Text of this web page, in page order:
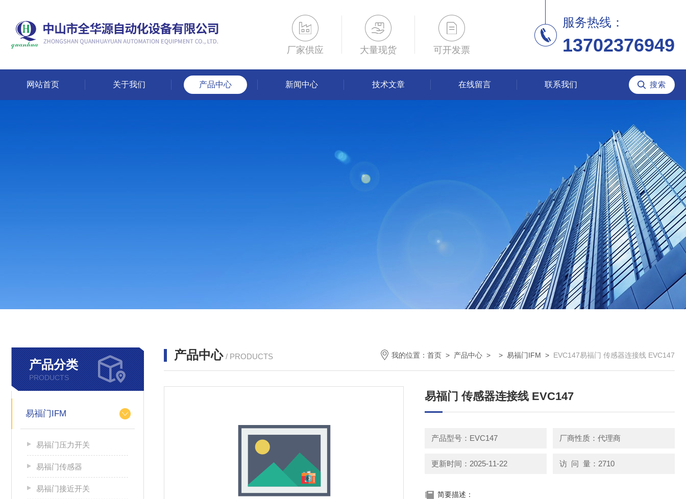
厂家供应 大量现货 可开发票
服务热线：
13702376949
网站首页 关于我们 产品中心 新闻中心 技术文章 在线留言 联系我们
产品分类
PRODUCTS
易福门IFM
易福门压力开关
易福门传感器
易福门接近开关
产品中心 / PRODUCTS 我的位置： 首页 > 产品中心 > > 易福门IFM > EVC147易福门 传感器连接线 EVC147
易福门 传感器连接线 EVC147
产品型号：EVC147 厂商性质：代理商
更新时间：2025-11-22 访 问 量：2710
简要描述：